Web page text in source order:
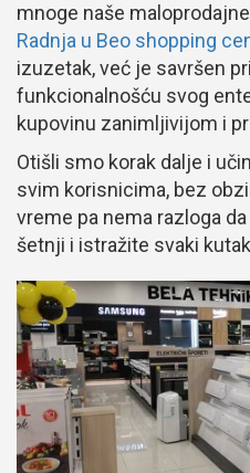
mnoge naše
Radnja u Beo shopping
izuzetak, već je savršen
funkcionalnošću svog
kupovinu zanimljivijom i
Otišli smo korak dalje i
svim korisnicima, bez
vreme pa nema razloga
šetnji i istražite svaki